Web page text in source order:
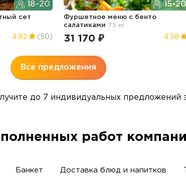
18-20
сет
4.92 (50)
15-20
Фуршетное меню с бенто
салатиками 7.5 кг
31 170 ₽ 4.58
Все предложения
до 7 индивидуальных предложений
работ
Банкет Доставка блюд и напитков